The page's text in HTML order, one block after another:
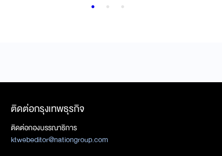
ติดต่อกรุงเทพธุรกิจ
ติดต่อกองบรรณาธิการ
ktwebeditor@nationgroup.com